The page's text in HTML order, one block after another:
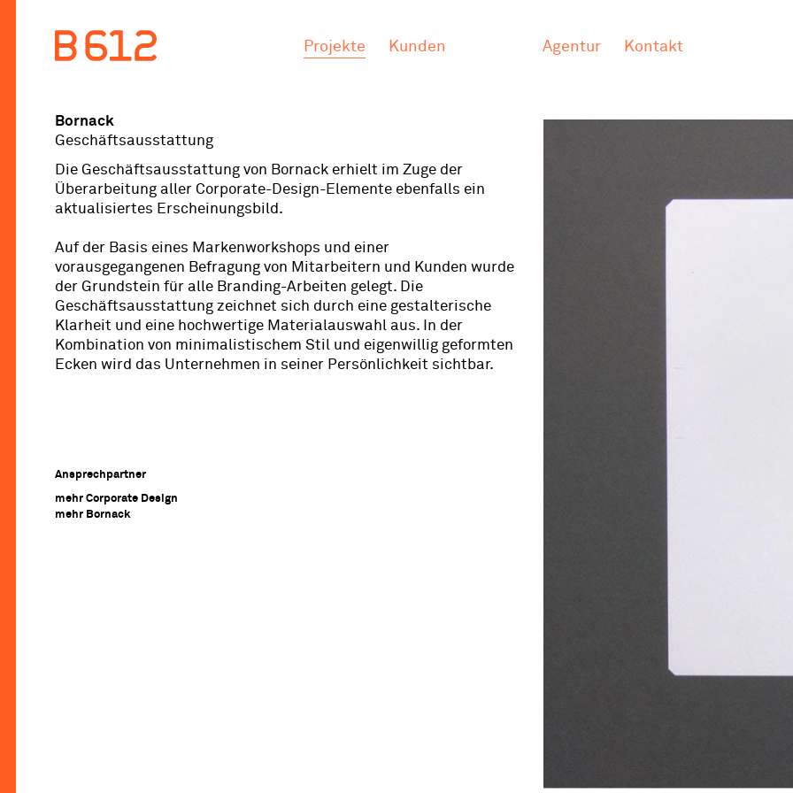
Projekte Kunden Agentur Kontakt
Bornack
Geschäftsausstattung
Die Geschäftsausstattung von Bornack erhielt im Zuge der
Überarbeitung aller Corporate-Design-Elemente ebenfalls ein
aktualisiertes Erscheinungsbild.
Auf der Basis eines Markenworkshops und einer
vorausgegangenen Befragung von Mitarbeitern und Kunden wurde
der Grundstein für alle Branding-Arbeiten gelegt. Die
Geschäftsausstattung zeichnet sich durch eine gestalterische
Klarheit und eine hochwertige Materialauswahl aus. In der
Kombination von minimalistischem Stil und eigenwillig geformten
Ecken wird das Unternehmen in seiner Persönlichkeit sichtbar.
Ansprechpartner
mehr Corporate Design
mehr Bornack